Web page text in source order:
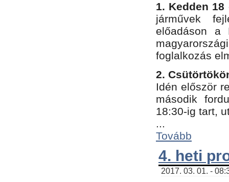
1. Kedden 18
járművek
előadáson a
foglalkozás
2.
Idén először
második
18:30-ig tart,
...
Tovább
4. heti
2017. 03. 01. -